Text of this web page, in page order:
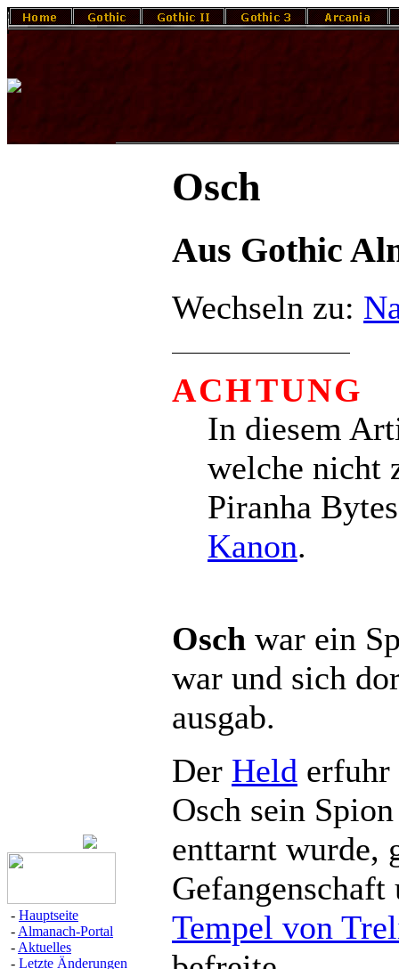
- Hauptseite
- Almanach-Portal
- Aktuelles
- Letzte Änderungen
Osch
Aus Gothic
Wechseln zu:
ACHTUNG
In diesem
welche nicht
Piranha
Kanon.
Osch war ein
war und sich
ausgab.
Der Held erfuhr
Osch sein
enttarnt wurde,
Tempel von